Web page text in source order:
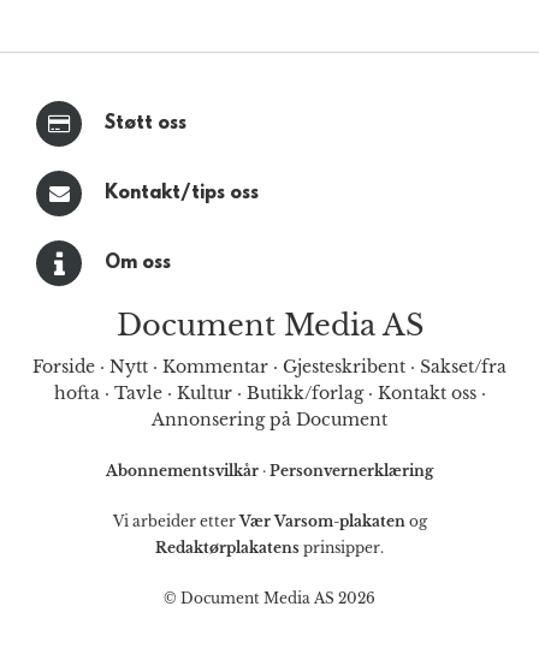
Støtt oss
Kontakt/tips oss
Om oss
Document Media AS
Forside · Nytt · Kommentar · Gjesteskribent · Sakset/fra
hofta· Tavle· Kultur· Butikk/forlag· Kontakt oss·
Annonsering på Document
Abonnementsvilkår · Personvernerklæring
Vi arbeider etterVær Varsom-plakatenog
Redaktørplakatens prinsipper.
© Document Media AS 2026